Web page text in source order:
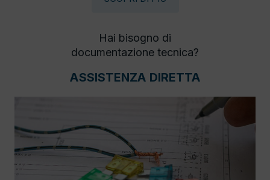
Hai bisogno di
documentazione tecnica?
ASSISTENZA DIRETTA